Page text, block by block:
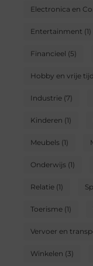
Electronica en
Entertainment (1)
Financieel (5)
Hobby en vrije tijd
Industrie(7)
Kinderen (1)
Meubels(1)
Onderwijs(1)
Relatie(1)
Toerisme(1)
Vervoer en
Winkelen (3)